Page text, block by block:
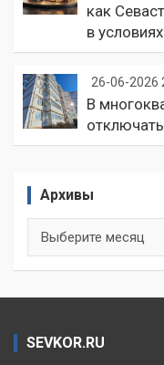
как
в
26-06-2026
В
Архивы
SEVKOR.RU